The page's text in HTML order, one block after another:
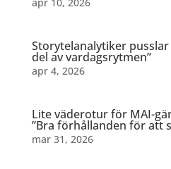
Storytelanalytiker pusslar
del av vardagsrytmen”
apr 4, 2026
Lite väderotur för MAI-
”Bra förhållanden för att
mar 31, 2026